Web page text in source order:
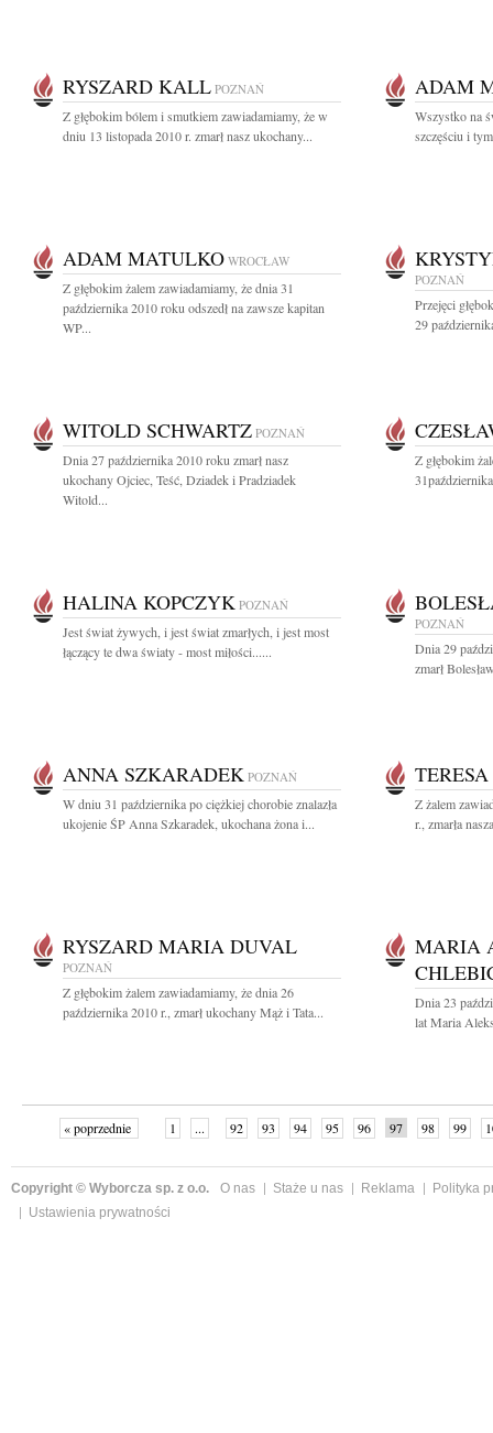
RYSZARD KALL POZNAŃ
Z głębokim bólem i smutkiem zawiadamiamy, że w
dniu 13 listopada 2010 r. zmarł nasz ukochany...
ADAM
Wszystko na
szczęściu i
ADAM MATULKO WROCŁAW
Z głębokim żalem zawiadamiamy, że dnia 31
października 2010 roku odszedł na zawsze kapitan
WP...
POZNAŃ
Przejęci
29
WITOLD SCHWARTZ POZNAŃ
Dnia 27 października 2010 roku zmarł nasz
ukochany Ojciec, Teść, Dziadek i Pradziadek
Witold...
Z głębokim
HALINA KOPCZYK POZNAŃ
Jest świat żywych, i jest świat zmarłych, i jest most
łączący te dwa światy - most miłości......
POZNAŃ
Dnia 29
zmarł
ANNA SZKARADEK POZNAŃ
W dniu 31 października po ciężkiej chorobie znalazła
ukojenie ŚP Anna Szkaradek, ukochana żona i...
Z żalem
r., zmarła
RYSZARD MARIA DUVAL
POZNAŃ
Z głębokim żalem zawiadamiamy, że dnia 26
października 2010 r., zmarł ukochany Mąż i Tata...
MARIA
Dnia 23
lat Maria
« poprzednie 1 ... 92 93 94 95 96 97 98 99
Copyright © Wyborcza sp. z o.o. O nas Staże u nas Reklama
Polityka
Ustawienia prywatności